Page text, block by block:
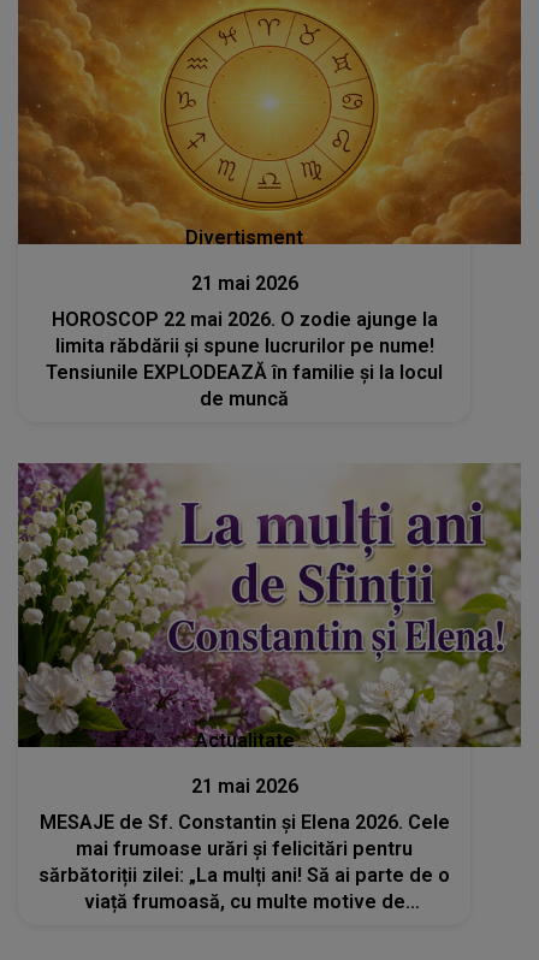
Divertisment
21 mai 2026
HOROSCOP 22 mai 2026. O zodie ajunge la
limita răbdării și spune lucrurilor pe nume!
Tensiunile EXPLODEAZĂ în familie și la locul
de muncă
Actualitate
21 mai 2026
MESAJE de Sf. Constantin și Elena 2026. Cele
mai frumoase urări și felicitări pentru
sărbătoriții zilei: „La mulți ani! Să ai parte de o
viață frumoasă, cu multe motive de